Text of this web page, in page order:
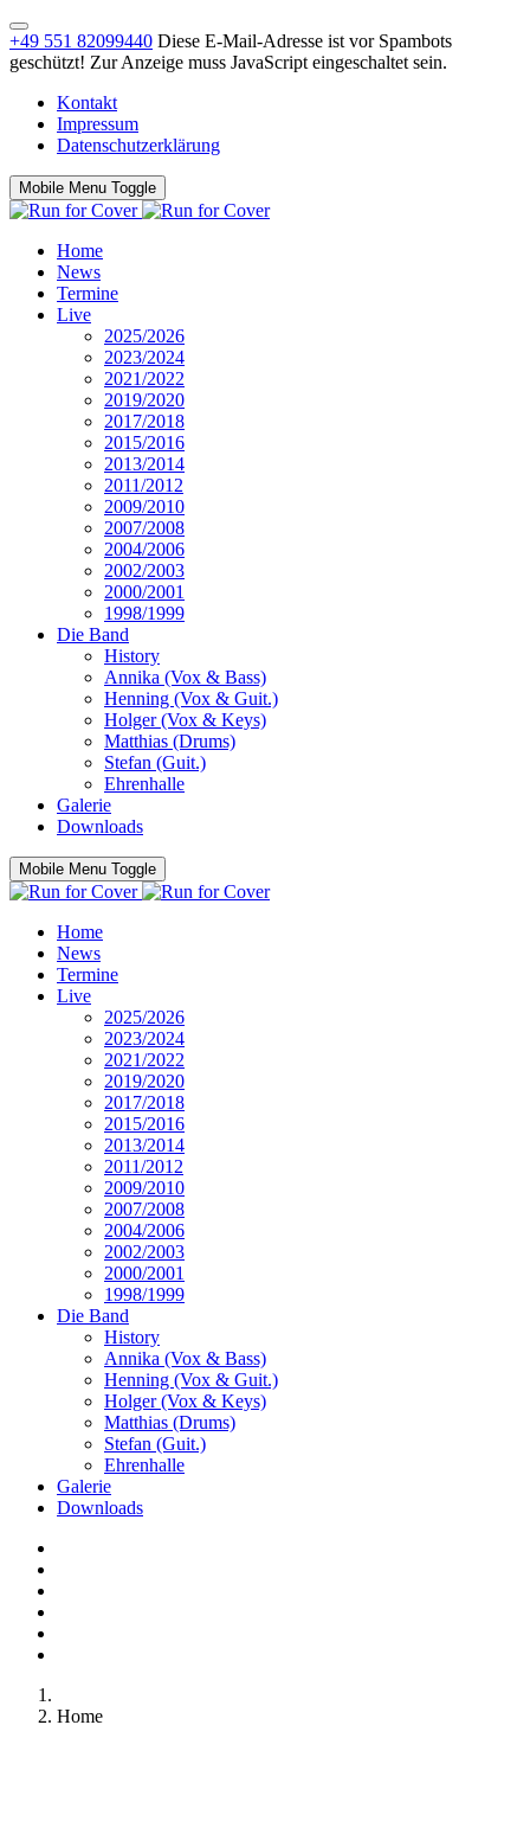
+49 551 82099440 Diese E-Mail-Adresse ist vor Spambots
geschützt! Zur Anzeige muss JavaScript eingeschaltet sein.
Kontakt
Impressum
Datenschutzerklärung
Mobile Menu Toggle
Home
News
Termine
Live
2025/2026
2023/2024
2021/2022
2019/2020
2017/2018
2015/2016
2013/2014
2011/2012
2009/2010
2007/2008
2004/2006
2002/2003
2000/2001
1998/1999
Die Band
History
Annika (Vox & Bass)
Henning (Vox & Guit.)
Holger (Vox & Keys)
Matthias (Drums)
Stefan (Guit.)
Ehrenhalle
Galerie
Downloads
Mobile Menu Toggle
Home
News
Termine
Live
2025/2026
2023/2024
2021/2022
2019/2020
2017/2018
2015/2016
2013/2014
2011/2012
2009/2010
2007/2008
2004/2006
2002/2003
2000/2001
1998/1999
Die Band
History
Annika (Vox & Bass)
Henning (Vox & Guit.)
Holger (Vox & Keys)
Matthias (Drums)
Stefan (Guit.)
Ehrenhalle
Galerie
Downloads
Home